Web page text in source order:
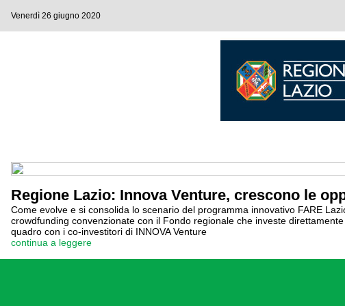
Venerdì 26 giugno 2020
Regione Lazio: Innova Venture, crescono le
Come evolve e si consolida lo scenario del programma innovativo FARE
crowdfunding convenzionate con il Fondo regionale che investe
quadro con i co-investitori di INNOVA Venture
continua a leggere